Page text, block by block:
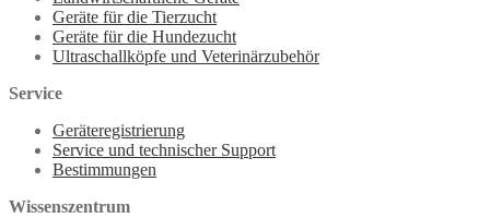
Geräte für die Tierzucht
Geräte für die Hundezucht
Ultraschallköpfe und Veterinärzubehör
Service
Geräteregistrierung
Service und technischer Support
Bestimmungen
Wissenszentrum